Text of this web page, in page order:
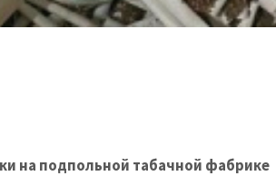
на подпольной табачной фабрике